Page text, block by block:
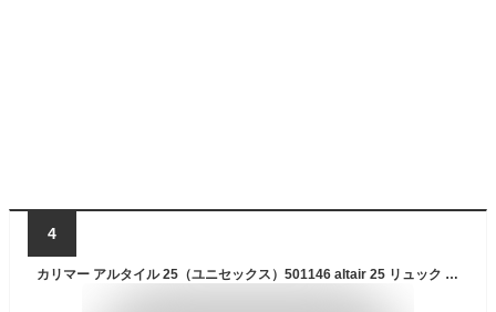
4
カリマー アルタイル 25（ユニセックス）501146 altair 25 リュック バックパック 登山 トレッキング ハイキング デイハイク ライトハイク アウトドア（0520）コヨーテ（1000）シルバー（8600）オリーブ（9000）ブラック ブラウン 茶色 カーキ